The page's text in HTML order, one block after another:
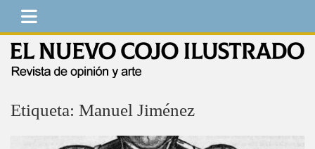
Saltar
contenido
Etiqueta: Manuel Jiménez